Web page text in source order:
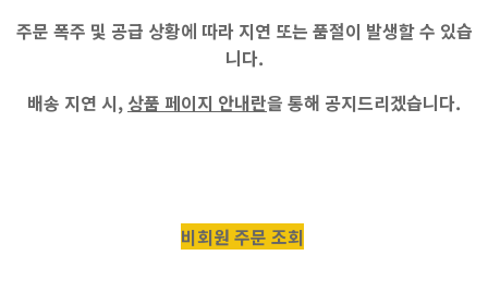
주문 폭주 및 공급 상황에 따라 지연 또는 품절이 발생할 수 있습
니다.
배송 지연 시, 상품 페이지 안내란을 통해 공지드리겠습니다.
비회원 주문 조회